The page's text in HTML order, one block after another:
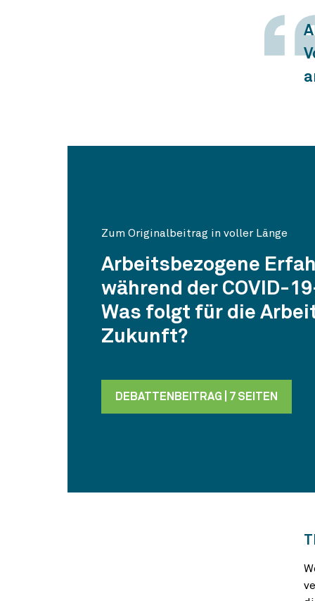
Zum Originalbeitrag in voller Länge
Arbeitsbezogene
während der COVID-
Was folgt für die
Zukunft?
DEBATTENBEITRAG | 7 SEITEN